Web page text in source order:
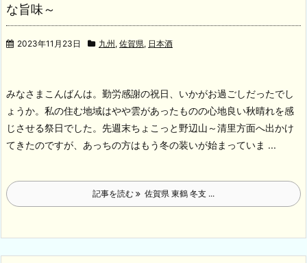
な旨味～
2023年11月23日 九州 , 佐賀県, 日本酒
みなさまこんばんは。勤労感謝の祝日、いかがお過ごしだったでし
ょうか。私の住む地域はやや雲があったものの心地良い秋晴れを感
じさせる祭日でした。先週末ちょこっと野辺山～清里方面へ出かけ
てきたのですが、あっちの方はもう冬の装いが始まっていま ...
記事を読む 佐賀県 東鶴 冬支 ...